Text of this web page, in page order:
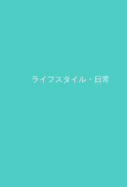
ライフスタイル・日常